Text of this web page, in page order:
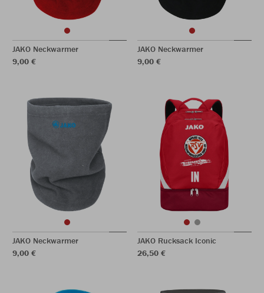
JAKO Neckwarmer
9,00 €
JAKO Neckwarmer
9,00 €
JAKO Neckwarmer
9,00 €
JAKO Rucksack Iconic
26,50 €